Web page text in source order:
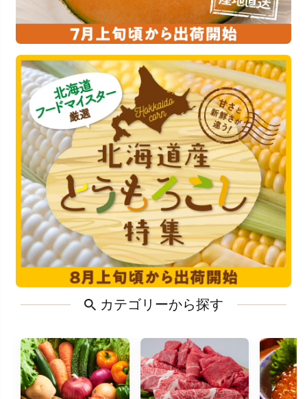
カテゴリーから探す